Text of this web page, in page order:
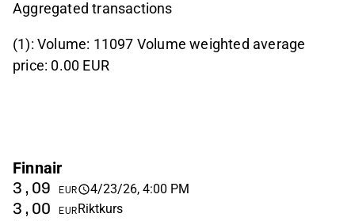
Aggregated transactions
(1): Volume: 11097 Volume weighted average
price: 0.00 EUR
Finnair
3,09 EUR 4/23/26, 4:00 PM
3,00 EURRiktkurs